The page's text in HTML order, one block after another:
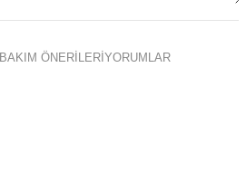
BAKIM ÖNERİLERİ YORUMLAR